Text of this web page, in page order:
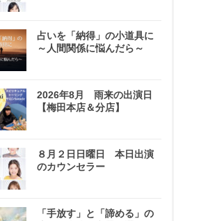
占いを「納得」の小道具に
～人間関係に悩んだら～
2026年8月 雨来の出演日
【梅田本店＆分店】
８月２日日曜日 本日出演
のカウンセラー
「手放す」と「諦める」の